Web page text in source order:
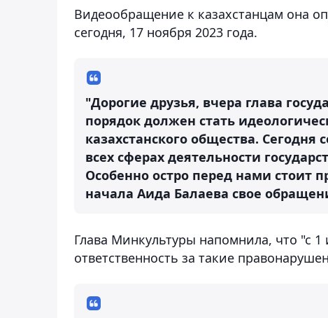
Видеообращение к казахстанцам она
сегодня, 17 ноября 2023 года.
"Дорогие друзья, вчера глава
порядок должен стать
казахстанского общества.
всех сферах деятельности
Особенно остро перед нами стоит
начала Аида Балаева свое
Глава Минкультуры напомнила, что "с
ответственность за такие